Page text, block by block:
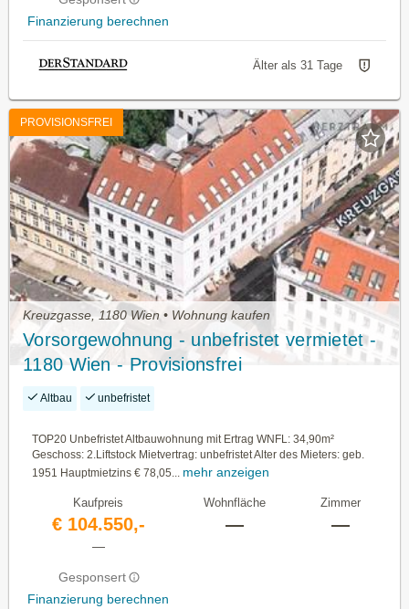
Finanzierung berechnen
Älter als 31 Tage
PROVISIONSFREI
Kreuzgasse, 1180 Wien • Wohnung kaufen
Vorsorgewohnung - unbefristet vermietet -
1180 Wien - Provisionsfrei
Altbau unbefristet
TOP20 Unbefristet Altbauwohnung mit Ertrag WNFL: 34,90m²
Geschoss: 2.Liftstock Mietvertrag: unbefristet Alter des Mieters: geb.
1951 Hauptmietzins € 78,05...
mehr anzeigen
Kaufpreis
€ 104.550,-
—
Gesponsert
Finanzierung berechnen
Wohnfläche
—
Zimmer
—